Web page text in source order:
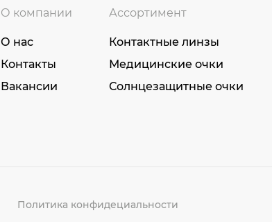
О компании
О нас
Контакты
Вакансии
Ассортимент
Контактные линзы
Медицинские очки
Солнцезащитные очки
Политика конфидециальности